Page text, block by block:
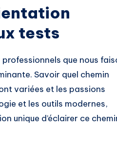
tests
que nous
Savoir quel chemin
variées et les passions
et les outils modernes,
unique d’éclairer ce